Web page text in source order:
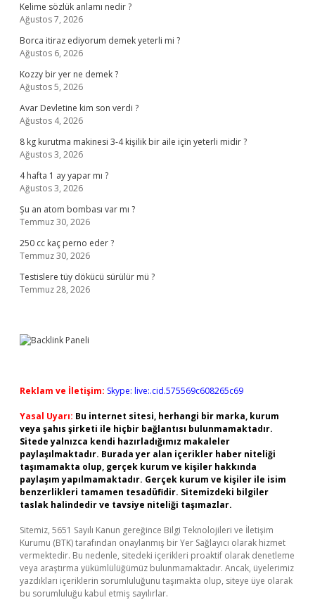
Kelime sözlük anlamı nedir ?
Ağustos 7, 2026
Borca itiraz ediyorum demek yeterli mi ?
Ağustos 6, 2026
Kozzy bir yer ne demek ?
Ağustos 5, 2026
Avar Devletine kim son verdi ?
Ağustos 4, 2026
8 kg kurutma makinesi 3-4 kişilik bir aile için yeterli midir ?
Ağustos 3, 2026
4 hafta 1 ay yapar mı ?
Ağustos 3, 2026
Şu an atom bombası var mı ?
Temmuz 30, 2026
250 cc kaç perno eder ?
Temmuz 30, 2026
Testislere tüy dökücü sürülür mü ?
Temmuz 28, 2026
Reklam ve İletişim: Skype: live:.cid.575569c608265c69
Yasal Uyarı: Bu internet sitesi, herhangi bir marka, kurum
veya şahıs şirketi ile hiçbir bağlantısı bulunmamaktadır.
Sitede yalnızca kendi hazırladığımız makaleler
paylaşılmaktadır. Burada yer alan içerikler haber niteliği
taşımamakta olup, gerçek kurum ve kişiler hakkında
paylaşım yapılmamaktadır. Gerçek kurum ve kişiler ile isim
benzerlikleri tamamen tesadüfidir. Sitemizdeki bilgiler
taslak halindedir ve tavsiye niteliği taşımazlar.
Sitemiz, 5651 Sayılı Kanun gereğince Bilgi Teknolojileri ve İletişim
Kurumu (BTK) tarafından onaylanmış bir Yer Sağlayıcı olarak hizmet
vermektedir. Bu nedenle, sitedeki içerikleri proaktif olarak denetleme
veya araştırma yükümlülüğümüz bulunmamaktadır. Ancak, üyelerimiz
yazdıkları içeriklerin sorumluluğunu taşımakta olup, siteye üye olarak
bu sorumluluğu kabul etmiş sayılırlar.